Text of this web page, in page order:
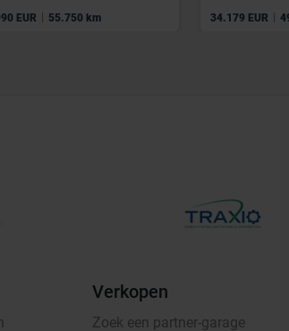
EUR | 55.750 km
34.179 EUR |
Verkopen
Zoek een partner-garage